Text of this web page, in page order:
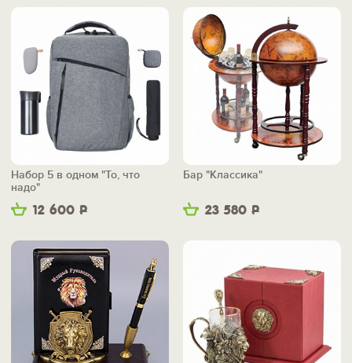
12 600 Р
Набор 5 в одном "То, что
надо"
23 580 Р
Бар "Классика"